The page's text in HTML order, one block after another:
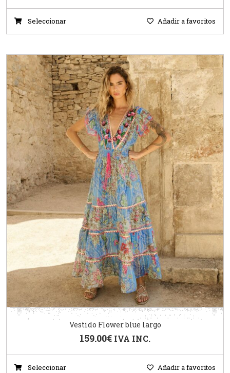
Seleccionar Añadir a favoritos
Vestido Flower blue largo
159.00€ IVA INC.
Seleccionar Añadir a favoritos